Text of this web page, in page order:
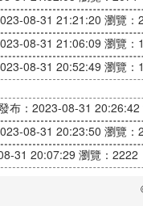
架
懸挑卸料平台，室
護棚
，十字交叉梁樁基
08-31 21:21:20 瀏覽：
08-31 21:06:09 瀏覽：
08-31 20:52:49 瀏覽：
布：2023-08-31 20:26:42
08-31 20:23:50 瀏覽：
31 20:07:29 瀏覽：2222